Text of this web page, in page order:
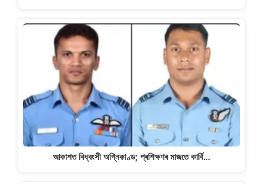
আকাশত বিধ্বংসী অগ্নিকাণ্ড; প্ৰশিক্ষণৰ মাজতে কাৰ্বি…